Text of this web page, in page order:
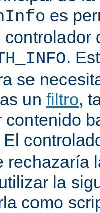
es
.
se
un filtro,
contenido
El
rechazaría
la
como